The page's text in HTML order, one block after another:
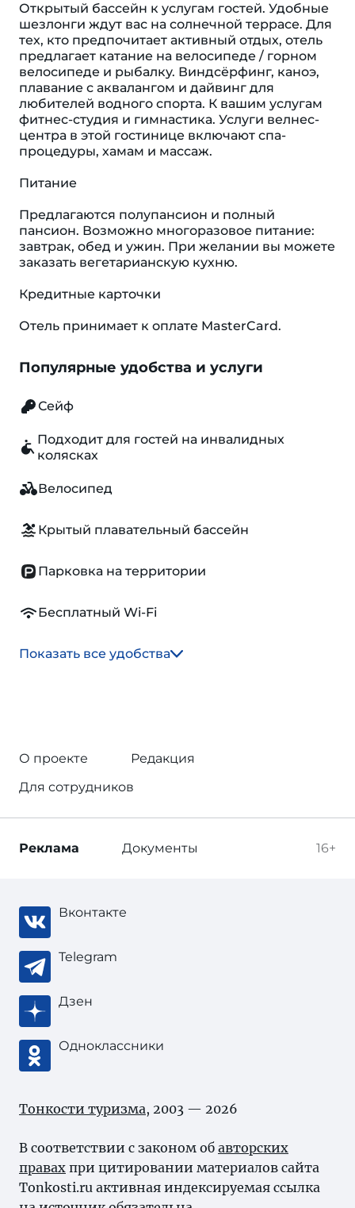
Открытый бассейн к услугам гостей. Удобные
шезлонги ждут вас на солнечной террасе. Для
тех, кто предпочитает активный отдых, отель
предлагает катание на велосипеде / горном
велосипеде и рыбалку. Виндсёрфинг, каноэ,
плавание с аквалангом и дайвинг для
любителей водного спорта. К вашим услугам
фитнес-студия и гимнастика. Услуги велнес-
центра в этой гостинице включают спа-
процедуры, хамам и массаж.
Питание
Предлагаются полупансион и полный
пансион. Возможно многоразовое питание:
завтрак, обед и ужин. При желании вы можете
заказать вегетарианскую кухню.
Кредитные карточки
Отель принимает к оплате MasterCard.
Популярные удобства и услуги
Сейф
Подходит для гостей на инвалидных
колясках
Велосипед
Крытый плавательный бассейн
Парковка на территории
Бесплатный Wi-Fi
Показать все удобства
О проекте
Редакция
Для сотрудников
16+
Реклама Документы
Вконтакте
Telegram
Дзен
Одноклассники
Тонкости туризма, 2003 — 2026
В соответствии с законом об авторских
правах при цитировании материалов сайта
Tonkosti.ru активная индексируемая ссылка